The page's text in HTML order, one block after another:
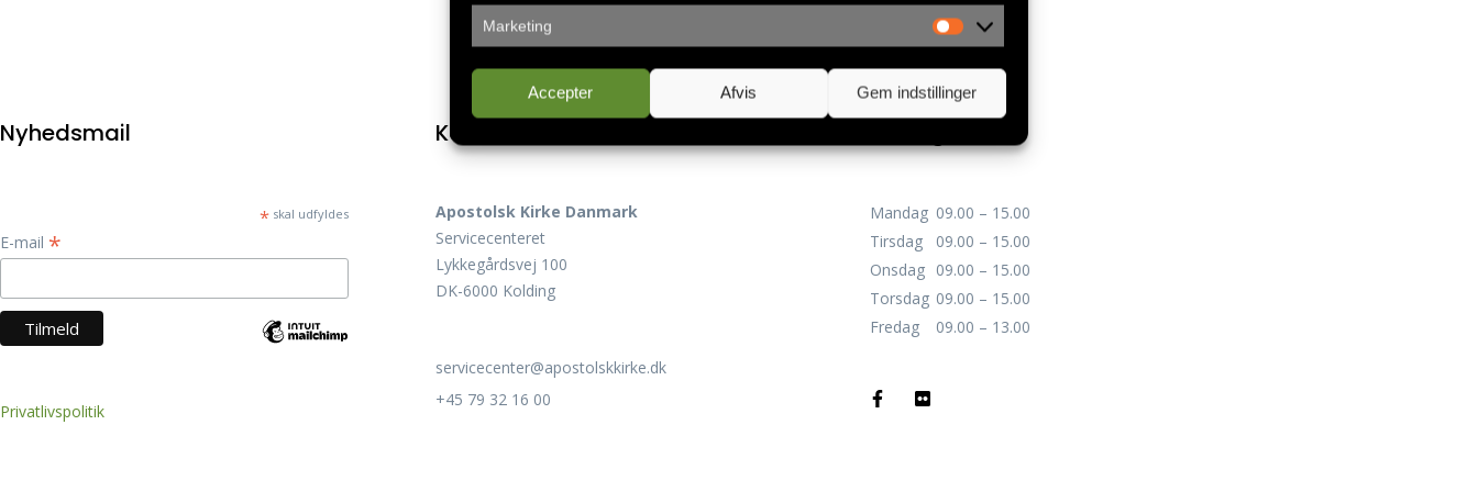
Marketing
Accepter Afvis Gem indstillinger
Nyhedsmail
*skal udfyldes
E-mail *
Privatlivspolitik
Kontakt
Apostolsk Kirke Danmark
Servicecenteret
Lykkegårdsvej 100
DK-6000 Kolding
servicecenter@apostolskkirke.dk
+45 79 32 16 00
Mandag 09.00 – 15.00
Tirsdag
09.00 – 15.00
Onsdag 09.00 – 15.00
Torsdag 09.00 – 15.00
Fredag
09.00 – 13.00